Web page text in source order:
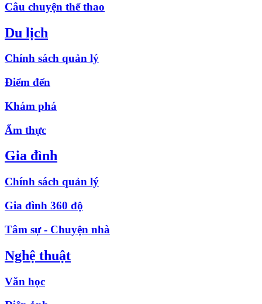
Câu chuyện thể thao
Du lịch
Chính sách quản lý
Điểm đến
Khám phá
Ẩm thực
Gia đình
Chính sách quản lý
Gia đình 360 độ
Tâm sự - Chuyện nhà
Nghệ thuật
Văn học